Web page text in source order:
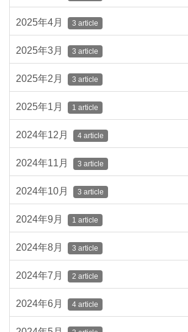
2025年4月 3 article
2025年3月 3 article
2025年2月 3 article
2025年1月 1 article
2024年12月 4 article
2024年11月 3 article
2024年10月 3 article
2024年9月 1 article
2024年8月 3 article
2024年7月 2 article
2024年6月 4 article